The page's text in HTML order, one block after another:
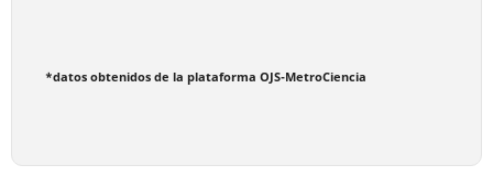
*datos obtenidos de la plataforma OJS-MetroCiencia